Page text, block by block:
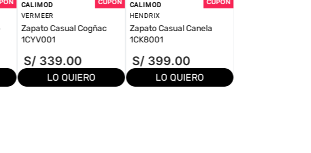
CALIMOD
VERMEER
Zapato Casual Cogñac
1CYV001
S/ 339.00
LO QUIERO
CALIMOD
HENDRIX
Zapato Casual Canela
1CK8001
S/ 399.00
LO QUIERO